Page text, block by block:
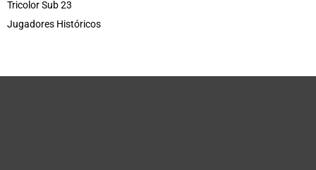
Tricolor Sub 23
Jugadores Históricos